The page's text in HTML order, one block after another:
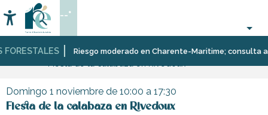
au
contenu
principal
Riesgo moderado en Charente-Maritime; consulta
Accessibilité
Buscar
--°
Página Web
Organización
y
Ocio
Eventos
Domingo 1 noviembre de 10:00 a 17:30
Fiesta de la calabaza en Rivedoux